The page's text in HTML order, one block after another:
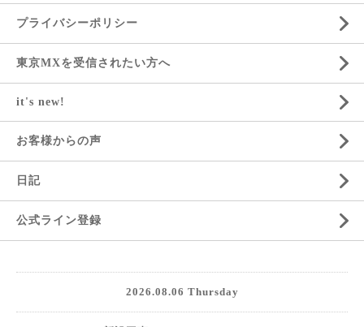
プライバシーポリシー
東京MXを受信されたい方へ
it's new!
お客様からの声
日記
公式ライン登録
2026.08.06 Thursday